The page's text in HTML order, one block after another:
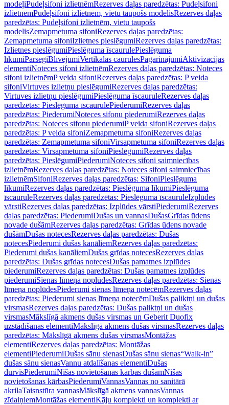
modeļiPudeļsifoni izlietnēmRezerves daļas paredzētas: Pudeļsifoni
izlietnēmPudeļsifoni izlietnēm, vietu taupošs modelisRezerves daļas
paredzētas: Pudeļsifoni izlietnēm, vietu taupošs
modelisZemapmetuma sifoniRezerves daļas paredzētas:
Zemapmetuma sifoniIzlietnes pieslēgumiRezerves daļas paredzētas:
Izlietnes pieslēgumiPieslēguma īscaurulePieslēguma
līkumiPārsegiBlīvējumiVertikālās caurulesPagarinājumiAktivizācijas
elementiNoteces sifoni izlietnēmRezerves daļas paredzētas: Noteces
sifoni izlietnēmP veida sifoniRezerves daļas paredzētas: P veida
sifoniVirtuves izlietņu pieslēgumiRezerves daļas paredzētas:
Virtuves izlietņu pieslēgumiPieslēguma īscauruleRezerves daļas
paredzētas: Pieslēguma īscaurulePiederumiRezerves daļas
paredzētas: PiederumiNoteces sifonu piederumiRezerves daļas
paredzētas: Noteces sifonu piederumiP veida sifoniRezerves daļas
paredzētas: P veida sifoniZemapmetuma sifoniRezerves daļas
paredzētas: Zemapmetuma sifoniVirsapmetuma sifoniRezerves daļas
paredzētas: Virsapmetuma sifoniPieslēgumiRezerves daļas
paredzētas: PieslēgumiPiederumiNoteces sifoni saimniecības
izlietnēmRezerves daļas paredzētas: Noteces sifoni saimniecības
izlietnēmSifoniRezerves daļas paredzētas: SifoniPieslēguma
līkumiRezerves daļas paredzētas: Pieslēguma līkumiPieslēguma
īscauruleRezerves daļas paredzētas: Pieslēguma īscauruleIzplūdes
vārstiRezerves daļas paredzētas: Izplūdes vārstiPiederumiRezerves
daļas paredzētas: PiederumiDušas un vannasDušasGrīdas ūdens
novade dušāmRezerves daļas paredzētas: Grīdas ūdens novade
dušāmDušas notecesRezerves daļas paredzētas: Dušas
notecesPiederumi dušas kanāliemRezerves daļas paredzētas:
Piederumi dušas kanāliemDušas grīdas notecesRezerves daļas
paredzētas: Dušas grīdas notecesDušas pamatnes izplūdes
piederumiRezerves daļas paredzētas: Dušas pamatnes izplūdes
piederumiSienas līmeņa noplūdesRezerves daļas paredzētas: Sienas
līmeņa noplūdesPiederumi sienas līmeņa notecēmRezerves daļas
paredzētas: Piederumi sienas līmeņa notecēmDušas paliktņi un dušas
virsmasRezerves daļas paredzētas: Dušas paliktņi un dušas
virsmasMākslīgā akmens dušas virsmas un Geberit Duofix
uzstādīšanas elementiMākslīgā akmens dušas virsmasRezerves daļas
paredzētas: Mākslīgā akmens dušas virsmasMontāžas
elementiRezerves daļas paredzētas: Montāžas
elementiPiederumiDušas sānu sienasDušas sānu sienas“Walk-in”
dušas sānu sienasVannu atdalīšanas elementiDušas
durvisPiederumiNišas novietošanas kārbas dušāmNišas
novietošanas kārbasPiederumiVannasVannas no sanitārā
akrilaTaisnstūra vannasMākslīgā akmens vannasVannas
zīdaiņiemMontāžas elementiKāju komplekti un komplekti ar